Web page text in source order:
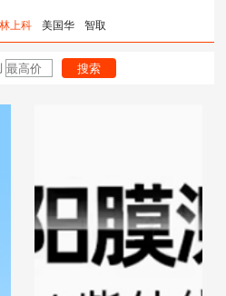
BGA返
修台
龙 高
林上科
技
美国华
瑞
智取